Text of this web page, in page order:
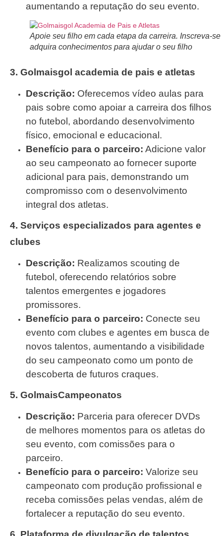
aumentando a reputação do seu evento.
Apoie seu filho em cada etapa da carreira. Inscreva-se
adquira conhecimentos para ajudar o seu filho
3. Golmaisgol academia de pais e atletas
Descrição: Oferecemos vídeo aulas para
pais sobre como apoiar a carreira dos filhos
no futebol, abordando desenvolvimento
físico, emocional e educacional.
Benefício para o parceiro: Adicione valor
ao seu campeonato ao fornecer suporte
adicional para pais, demonstrando um
compromisso com o desenvolvimento
integral dos atletas.
4. Serviços especializados para agentes e
clubes
Descrição: Realizamos scouting de
futebol, oferecendo relatórios sobre
talentos emergentes e jogadores
promissores.
Benefício para o parceiro: Conecte seu
evento com clubes e agentes em busca de
novos talentos, aumentando a visibilidade
do seu campeonato como um ponto de
descoberta de futuros craques.
5. GolmaisCampeonatos
Descrição: Parceria para oferecer DVDs
de melhores momentos para os atletas do
seu evento, com comissões para o
parceiro.
Benefício para o parceiro: Valorize seu
campeonato com produção profissional e
receba comissões pelas vendas, além de
fortalecer a reputação do seu evento.